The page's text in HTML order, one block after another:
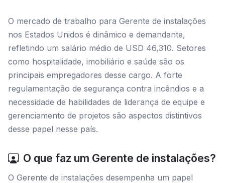
O mercado de trabalho para Gerente de instalações
nos Estados Unidos é dinâmico e demandante,
refletindo um salário médio de USD 46,310. Setores
como hospitalidade, imobiliário e saúde são os
principais empregadores desse cargo. A forte
regulamentação de segurança contra incêndios e a
necessidade de habilidades de liderança de equipe e
gerenciamento de projetos são aspectos distintivos
desse papel nesse país.
O que faz um Gerente de instalações?
O Gerente de instalações desempenha um papel